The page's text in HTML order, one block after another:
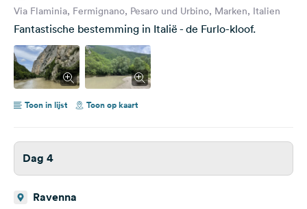
Via Flaminia, Fermignano, Pesaro und Urbino, Marken, Italien
Fantastische bestemming in Italië - de Furlo-kloof.
Toon in lijst Toon op kaart
Dag 4
Ravenna